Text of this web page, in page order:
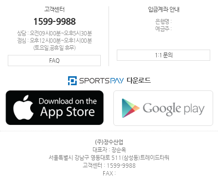
고객센터
1599-9988
상담 : 오전09시00분~오후5시30분
점심 : 오후12시00분~오후1시00분
(토요일,공휴일 휴무)
FAQ
입금계좌 안내
은행명 :
예금주 :
1:1 문의
다운로드
(주)장수산업
대표자 : 장순옥
서울특별시 강남구 영동대로 511(삼성동)트레이드타워
고객센터 : 1599-9988
FAX :